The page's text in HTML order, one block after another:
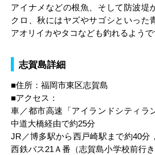
アイナメなどの根魚、そして防波堤
クロ、秋にはヤズやサゴシといった
アオリイカやタコなども釣れるようで
志賀島詳細
■住所：福岡市東区志賀島
■アクセス：
車／都市高速「アイランドシティラ
中道大橋経由で約25分
JR／博多駅から西戸崎駅まで約40分
西鉄バス21Ａ番（志賀島小学校前行